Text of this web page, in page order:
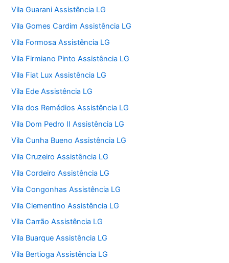
Vila Guarani Assistência LG
Vila Gomes Cardim Assistência LG
Vila Formosa Assistência LG
Vila Firmiano Pinto Assistência LG
Vila Fiat Lux Assistência LG
Vila Ede Assistência LG
Vila dos Remédios Assistência LG
Vila Dom Pedro II Assistência LG
Vila Cunha Bueno Assistência LG
Vila Cruzeiro Assistência LG
Vila Cordeiro Assistência LG
Vila Congonhas Assistência LG
Vila Clementino Assistência LG
Vila Carrão Assistência LG
Vila Buarque Assistência LG
Vila Bertioga Assistência LG